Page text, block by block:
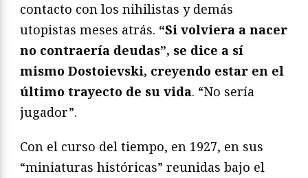
contacto con los nihilistas y demás
utopistas meses atrás. “Si volviera a nacer
no contraería deudas”, se dice a sí
mismo Dostoievski, creyendo estar en el
último trayecto de su vida. “No sería
jugador”.
Con el curso del tiempo, en 1927, en sus
“miniaturas históricas” reunidas bajo el